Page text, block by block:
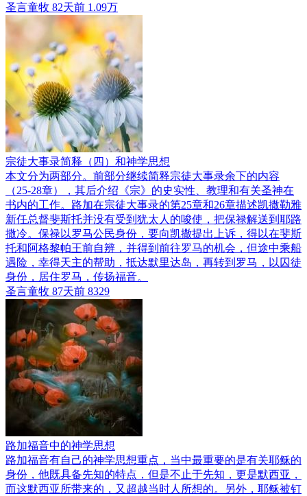
圣言童牧 82天前 1.09万
宗徒大事录简释（四）和神学思想
本文分为两部分。前部分继续简释宗徒大事录余下的内容
（25-28章），其后介绍《宗》的史实性、教理和有关圣神在
书内的工作。路加在宗徒大事录的第25章和26章描述凯撒勒雅
新任总督斐斯托并没有受到犹太人的唆使，把保禄解送到耶路
撒冷。保禄以罗马公民身份，要向凯撒提出上诉，得以在斐斯
托和阿格黎帕王前自辨，并得到前往罗马的机会，但途中乘船
遇险，幸得天主的帮助，抵达默里达岛，再转到罗马，以囚徒
身份，居住罗马，传扬福音。
圣言童牧 87天前 8329
路加福音中的神学思想
路加福音有自己的神学思想重点，当中最重要的是有关耶稣的
身份，他既具备先知的特点，但是不止于先知，更是默西亚，
而这默西亚所带来的，又超越当时人所想的。另外，耶稣被钉